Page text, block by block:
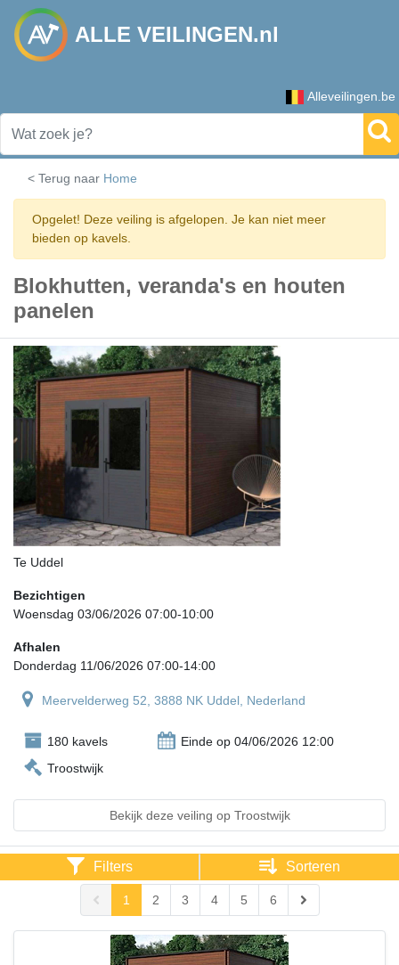
ALLE VEILINGEN.nl
Alleveilingen.be
< Terug naar Home
Opgelet! Deze veiling is afgelopen. Je kan niet meer
bieden op kavels.
Blokhutten, veranda's en houten
panelen
Te Uddel
Bezichtigen
Woensdag 03/06/2026 07:00-10:00
Afhalen
Donderdag 11/06/2026 07:00-14:00
Meervelderweg 52, 3888 NK Uddel, Nederland
180 kavels
Einde op 04/06/2026 12:00
Troostwijk
Bekijk deze veiling op Troostwijk
Filters Sorteren
1 2 3 4 5 6